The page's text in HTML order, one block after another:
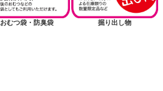
おむつ袋・防臭袋 掘り出し物